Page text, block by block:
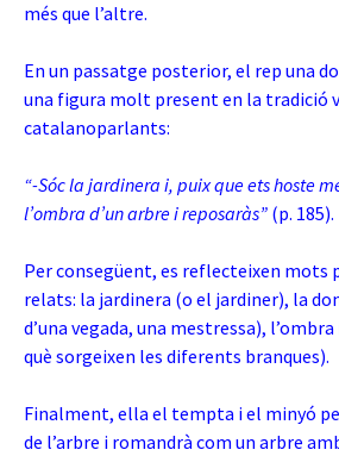
més que l’altre.
En un passatge posterior, el rep una
una figura molt present en la tradició
catalanoparlants:
“-Sóc la jardinera i, puix que ets hoste
l’ombra d’un arbre i reposaràs” (p. 185).
Per consegüent, es reflecteixen mots
relats: la jardinera (o el jardiner), la
d’una vegada, una mestressa),
què sorgeixen les diferents branques).
Finalment, ella el tempta i el minyó
de l’arbre i romandrà com un arbre